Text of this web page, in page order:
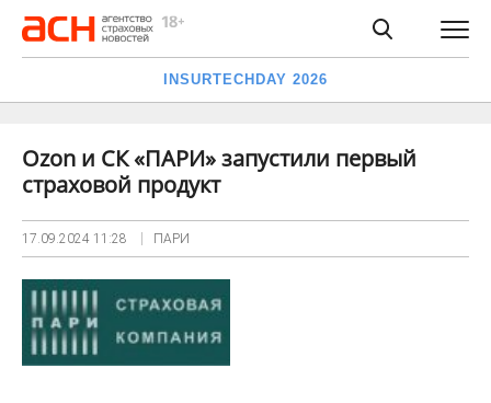
INSURTECHDAY 2026
Ozon и СК «ПАРИ» запустили первый
страховой продукт
17.09.2024 11:28 ПАРИ